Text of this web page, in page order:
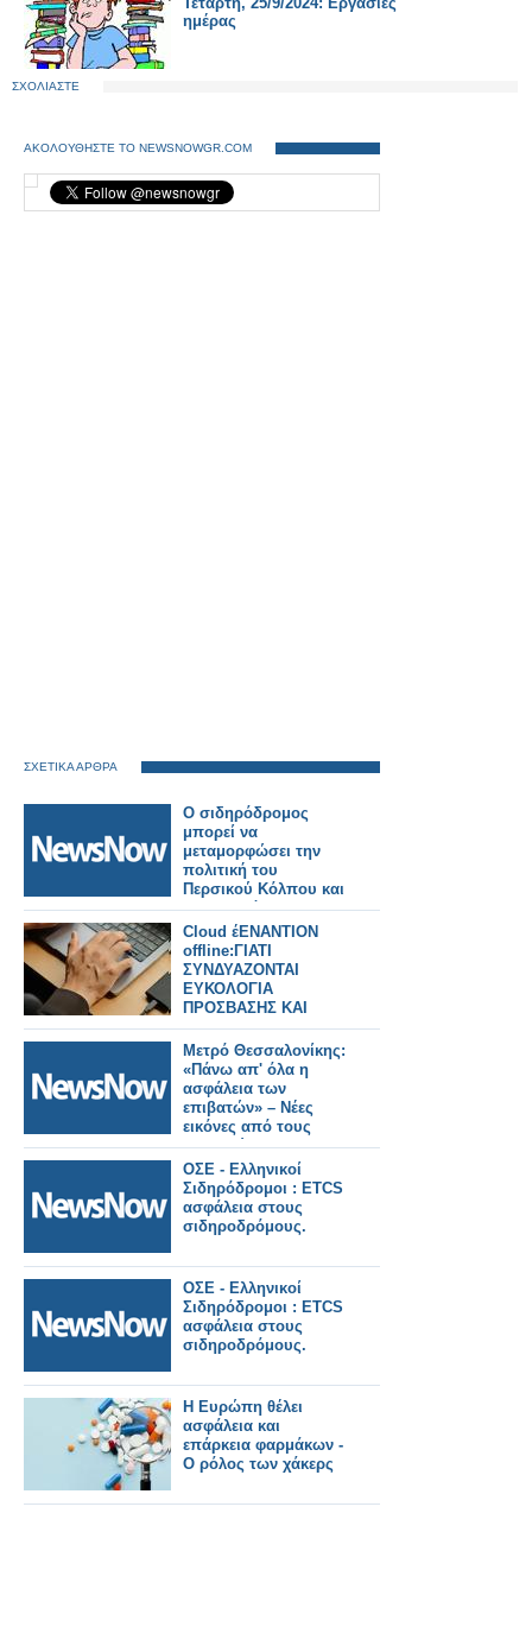
ημέρας
ΣΧΟΛΙΑΣΤΕ
ΑΚΟΛΟΥΘΗΣΤΕ ΤΟ NEWSNOWGR.COM
ΣΧΕΤΙΚΑ ΑΡΘΡΑ
Ο σιδηρόδρομος
μπορεί να
μεταμορφώσει την
πολιτική του
Περσικού Κόλπου και
την παγκόσμια
ασφάλεια.
Cloud έΕΝΑΝΤΙΟΝ
offline:ΓΙΑΤΙ
ΣΥΝΔΥΑΖΟΝΤΑΙ
ΕΥΚΟΛΟΓΙΑ
ΠΡΟΣΒΑΣΗΣ ΚΑΙ
ΑΣΦΑΛΕΙΑ
Μετρό Θεσσαλονίκης:
«Πάνω απ' όλα η
ασφάλεια των
επιβατών» – Νέες
εικόνες από τους
σταθμούς της
Καλαμαριάς.
ΟΣΕ - Ελληνικοί
Σιδηρόδρομοι : ETCS
ασφάλεια στους
σιδηροδρόμους.
ΟΣΕ - Ελληνικοί
Σιδηρόδρομοι : ETCS
ασφάλεια στους
σιδηροδρόμους.
Η Ευρώπη θέλει
ασφάλεια και
επάρκεια φαρμάκων -
Ο ρόλος των χάκερς